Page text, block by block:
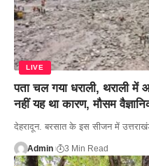
LIVE
पता चल गया धराली, थराली में
नहीं यह था कारण, मौसम
देहरादून. बरसात के इस सीजन में
Admin 3 Min Read